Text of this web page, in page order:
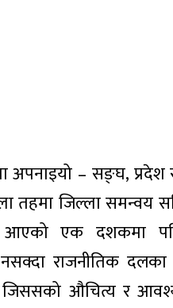
– सङ्घ, प्रदेश
तहमा जिल्ला समन्वय
आएको एक दशकमा
राजनीतिक दलका
औचित्य र